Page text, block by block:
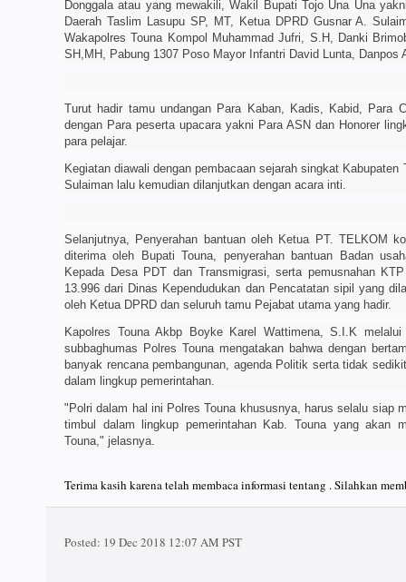
Donggala atau yang mewakili, Wakil Bupati Tojo Una Una
Daerah Taslim Lasupu SP, MT, Ketua DPRD Gusnar A.
Wakapolres Touna Kompol Muhammad Jufri, S.H, Danki
SH,MH, Pabung 1307 Poso Mayor Infantri David Lunta, Danpos
Turut hadir tamu undangan Para Kaban, Kadis, Kabid, Para
dengan Para peserta upacara yakni Para ASN dan Honorer
para pelajar.
Kegiatan diawali dengan pembacaan sejarah singkat
Sulaiman lalu kemudian dilanjutkan dengan acara inti.
Selanjutnya, Penyerahan bantuan oleh Ketua PT. TELKOM
diterima oleh Bupati Touna, penyerahan bantuan Badan
Kepada Desa PDT dan Transmigrasi, serta pemusnahan
13.996 dari Dinas Kependudukan dan Pencatatan sipil yang
oleh Ketua DPRD dan seluruh tamu Pejabat utama yang hadir.
Kapolres Touna Akbp Boyke Karel Wattimena, S.I.K
subbaghumas Polres Touna mengatakan bahwa dengan
banyak rencana pembangunan, agenda Politik serta tidak
dalam lingkup pemerintahan.
"Polri dalam hal ini Polres Touna khususnya, harus selalu siap
timbul dalam lingkup pemerintahan Kab. Touna yang akan
Touna," jelasnya.
Terima kasih karena telah membaca informasi tentang . Silahkan
Posted: 19 Dec 2018 12:07 AM PST